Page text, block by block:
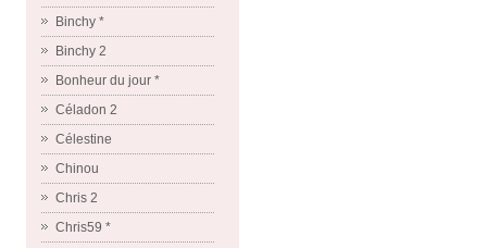
Binchy *
Binchy 2
Bonheur du jour *
Céladon 2
Célestine
Chinou
Chris 2
Chris59 *